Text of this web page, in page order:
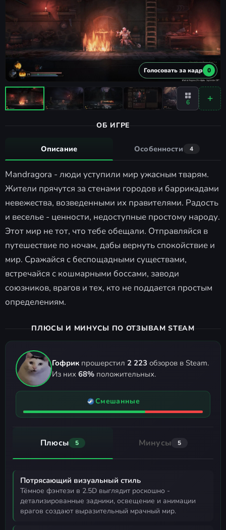
Голосовать за кадр 0
6
ОБ ИГРЕ
Описание Особенности 4
Mandragora - люди уступили мир ужасным тварям.
Жители прячутся за стенами городов и баррикадами
невежества, возведенными их правителями. Радость
и веселье - ценности, недоступные простому народу.
Этот мир не тот, что тебе обещали. Отправляйся в
путешествие по ночам, дабы вернуть спокойствие и
мир. Сражайся с беспощадными существами,
встречайся с кошмарными боссами, заводи
союзников, врагов и тех, кто не поддается простым
определениям.
ПЛЮСЫ И МИНУСЫ ПО ОТЗЫВАМ STEAM
Гофрик прошерстил 2 223 обзоров в Steam.
Из них 68% положительных.
Смешанные
Плюсы 5 Минусы 5
Потрясающий визуальный стиль
тёмное фэнтези в 2.5D выглядит роскошно -
детализированные задники, освещение и анимации
врагов создают выразительный мрачный мир.